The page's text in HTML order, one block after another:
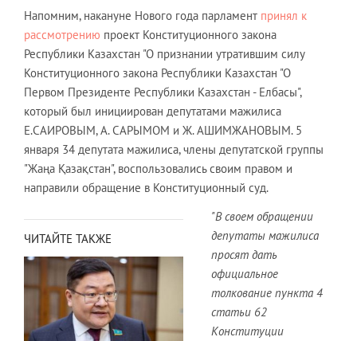
Напомним, накануне Нового года парламент принял к
рассмотрению проект Конституционного закона
Республики Казахстан "О признании утратившим силу
Конституционного закона Республики Казахстан "О
Первом Президенте Республики Казахстан - Елбасы",
который был инициирован депутатами мажилиса
Е.САИРОВЫМ, А. САРЫМОМ и Ж. АШИМЖАНОВЫМ. 5
января 34 депутата мажилиса, члены депутатской группы
"Жаңа Қазақстан", воспользовались своим правом и
направили обращение в Конституционный суд.
ЧИТАЙТЕ ТАКЖЕ
"В своем обращении
депутаты мажилиса
просят дать
официальное
толкование пункта 4
статьи 62
Конституции